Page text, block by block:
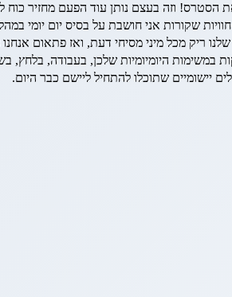
וזה בעצם נותן עוד הפעם מחזיר כוח
שקורות אני חושבת על בסיס יום יומי
ריק מכל מיני מסיחי דעת, ואז פתאום
במשימות היומיומיות שלכן, בעבודה,
יישומיים שתוכלו להתחיל ליישם כבר היום.